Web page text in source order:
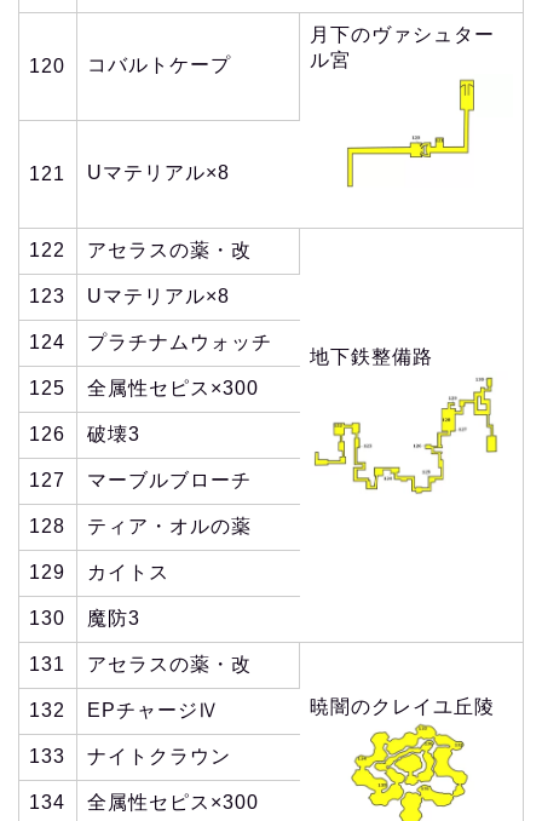
120 コバルトケープ
月下のヴァシュター
ル宮
121 Uマテリアル×8
122 アセラスの薬・改
地下鉄整備路
123 Uマテリアル×8
124 プラチナムウォッチ
125 全属性セピス×300
126 破壊3
127 マーブルブローチ
128 ティア・オルの薬
129 カイトス
130 魔防3
131 アセラスの薬・改
暁闇のクレイユ丘陵
132 EPチャージⅣ
133 ナイトクラウン
134 全属性セピス×300